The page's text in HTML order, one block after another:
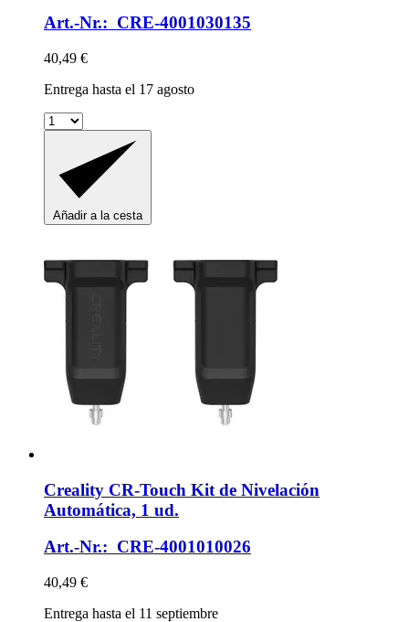
Art.-Nr.: CRE-4001030135
40,49 €
Entrega hasta el 17 agosto
Añadir a la cesta
Creality CR-​Touch Kit de Nivelación
Automática, 1 ud.
Art.-Nr.: CRE-4001010026
40,49 €
Entrega hasta el 11 septiembre